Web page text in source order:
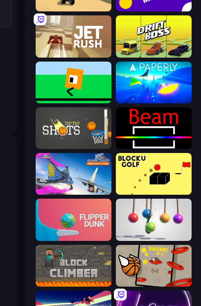
Aim Master
Jet Rush Drift Boss
Oh, flip! Paperly: Paper Plane Adventure
Beam
Base Jump Wing Suit Flying Bounce Blocku Golf
Flipper Dunk 3D Pendulum Master
Block Climber Flappy Dunk